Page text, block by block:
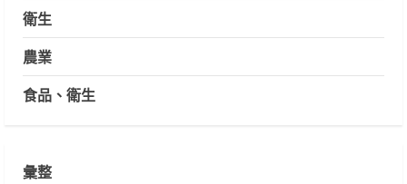
衛生
農業
食品、衛生
彙整